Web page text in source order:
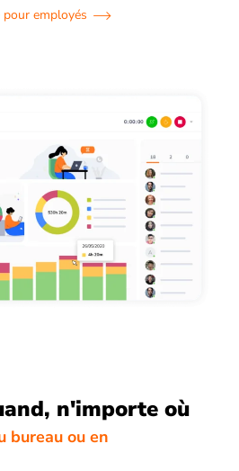
employés
n'importe où
bureau ou en